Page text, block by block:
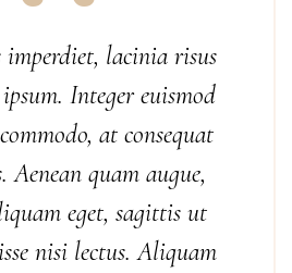
lacinia risus
Integer euismod
at consequat
Aenean quam augue,
eget, sagittis ut
nisi lectus. Aliquam